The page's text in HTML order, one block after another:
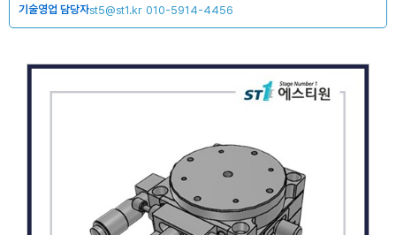
기술영업 담당자st5@st1.kr 010-5914-4456